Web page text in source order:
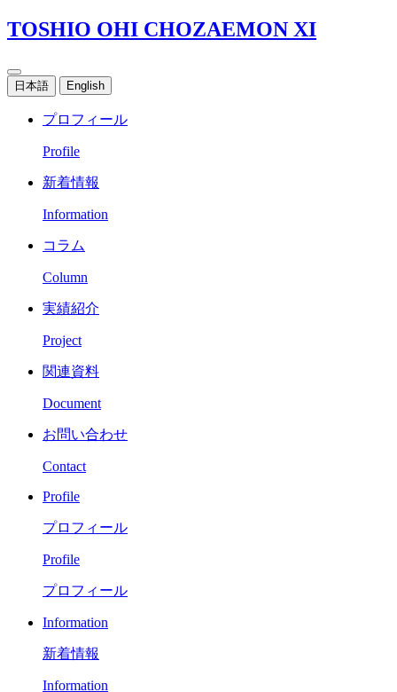
TOSHIO OHI CHOZAEMON XI
日本語 English
プロフィール
Profile
新着情報
Information
コラム
Column
実績紹介
Project
関連資料
Document
お問い合わせ
Contact
Profile
プロフィール
Profile
プロフィール
Information
新着情報
Information